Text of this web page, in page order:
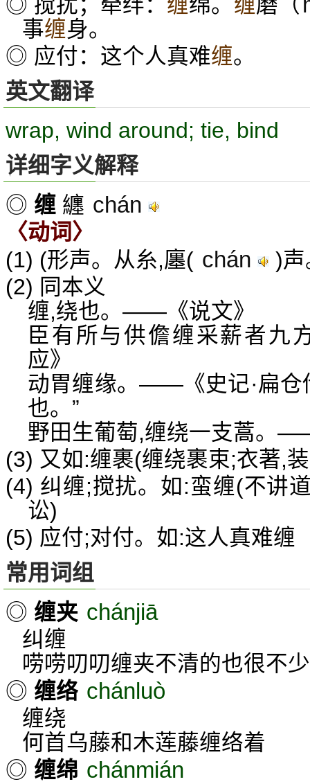
事缠身。
◎ 应付：这个人真难缠。
英文翻译
wrap, wind around; tie, bind
详细字义解释
◎ 缠 纏 chán
〈动词〉
(1) (形声。从糸,廛( chán
)
(2) 同本义
缠,绕也。——《说文》
臣有所与供儋缠采薪者
应》
动胃缠缘。——《史记·扁仓
也。”
野田生葡萄,缠绕一支蒿。
(3) 又如:缠裹(缠绕裹束;衣著,
(4) 纠缠;搅扰。如:蛮缠(不讲
讼)
(5) 应付;对付。如:这人真难缠
常用词组
◎ 缠夹 chánjiā
纠缠
唠唠叨叨缠夹不清的也很不少
◎ 缠络 chánluò
缠绕
何首乌藤和木莲藤缠络着
◎ 缠绵 chánmián